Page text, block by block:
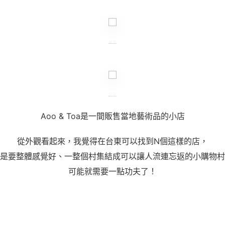
Aoo & Toa是一間販售當地藝術品的小店
從外觀看起來，我覺得在台東可以找到N個這樣的店，
要整體感覺好、一整個村集結成可以讓人流連忘返的小購物
可能就需要一點功夫了！